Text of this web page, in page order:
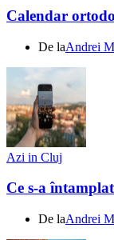
Calendar
De laAndrei
Azi in Cluj
Ce s-a
De laAndrei